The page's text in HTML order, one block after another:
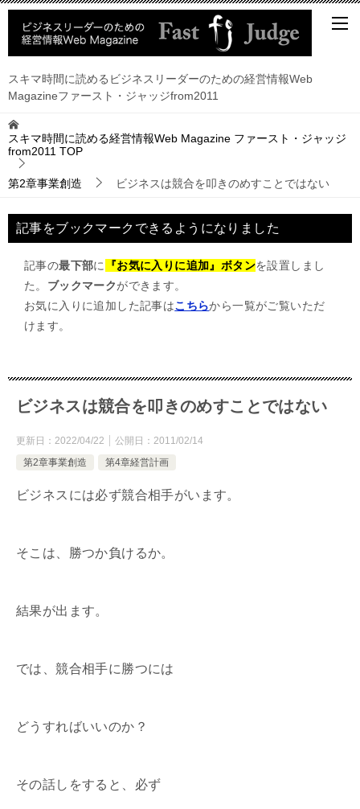
スキマ時間に読めるビジネスリーダーのための経営情報Web
Magazineファースト・ジャッジfrom2011
スキマ時間に読める経営情報Web Magazine ファースト・ジャッジ
from2011 TOP
第2章事業創造 ビジネスは競合を叩きのめすことではない
記事をブックマークできるようになりました
記事の最下部に 『お気に入りに追加』ボタンを設置しまし
た。 ブックマークができます。
お気に入りに追加した記事はこちらから一覧がご覧いただ
けます。
ビジネスは競合を叩きのめすことではない
更新日： 2022/04/22 公開日： 2011/02/14
第2章事業創造
第4章経営計画
ビジネスには必ず競合相手がいます。
そこは、勝つか負けるか。
結果が出ます。
では、競合相手に勝つには
どうすればいいのか？
その話しをすると、必ず